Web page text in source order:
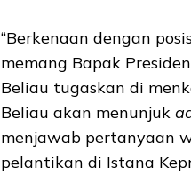
“Berkenaan dengan
memang Bapak
Beliau tugaskan di
Beliau akan menunjuk
menjawab pertanyaan
pelantikan di Istana